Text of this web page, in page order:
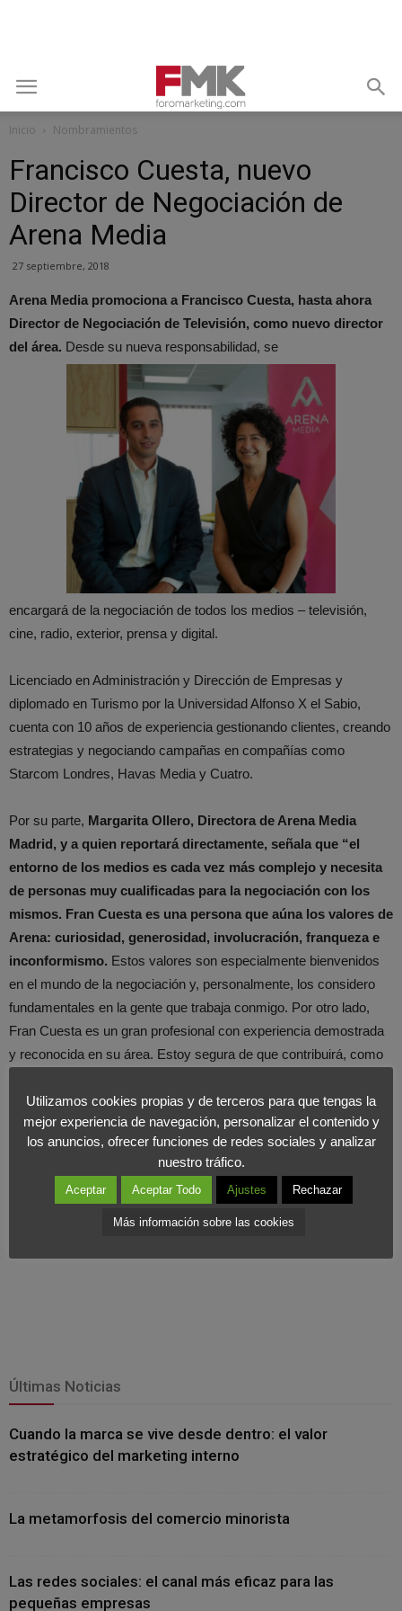
Inicio Nombramientos
Francisco Cuesta, nuevo
Director de Negociación de
Arena Media
27 septiembre, 2018
Arena Media promociona a Francisco Cuesta, hasta ahora
Director de Negociación de Televisión, como nuevo director
del área. Desde su nueva responsabilidad, se
encargará de la negociación de todos los medios – televisión,
cine, radio, exterior, prensa y digital.
Licenciado en Administración y Dirección de Empresas y
diplomado en Turismo por la Universidad Alfonso X el Sabio,
cuenta con 10 años de experiencia gestionando clientes, creando
estrategias y negociando campañas en compañías como
Starcom Londres, Havas Media y Cuatro.
Por su parte, Margarita Ollero, Directora de Arena Media
Madrid, y a quien reportará directamente, señala que “el
entorno de los medios es cada vez más complejo y necesita
de personas muy cualificadas para la negociación con los
mismos. Fran Cuesta es una persona que aúna los valores de
Arena: curiosidad, generosidad, involucración, franqueza e
inconformismo. Estos valores son especialmente bienvenidos
en el mundo de la negociación y, personalmente, los considero
fundamentales en la gente que trabaja conmigo. Por otro lado,
Fran Cuesta es un gran profesional con experiencia demostrada
y reconocida en su área. Estoy segura de que contribuirá, como
Últimas Noticias
Cuando la marca se vive desde dentro: el valor
estratégico del marketing interno
La metamorfosis del comercio minorista
Las redes sociales: el canal más eficaz para las
pequeñas empresas
Utilizamos cookies propias y de terceros para que tengas la
mejor experiencia de navegación, personalizar el contenido y
los anuncios, ofrecer funciones de redes sociales y analizar
nuestro tráfico.
Aceptar Aceptar Todo Ajustes Rechazar
Más información sobre las cookies